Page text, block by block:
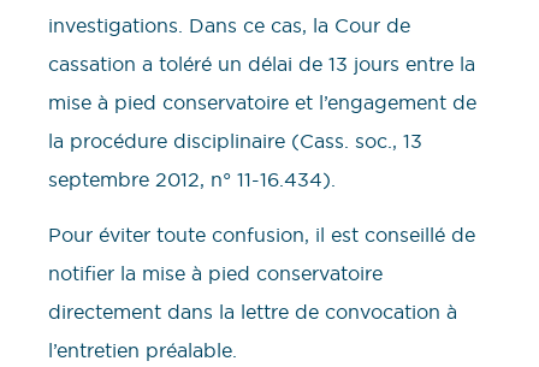
investigations. Dans ce cas, la Cour de
cassation a toléré un délai de 13 jours entre la
mise à pied conservatoire et l’engagement de
la procédure disciplinaire (Cass. soc., 13
septembre 2012, n° 11-16.434).
Pour éviter toute confusion, il est conseillé de
notifier la mise à pied conservatoire
directement dans la lettre de convocation à
l’entretien préalable.